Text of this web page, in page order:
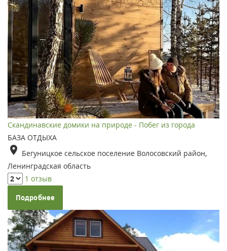
Скандинавские домики на природе - Побег из города
БАЗА ОТДЫХА
Бегуницкое сельское поселение Волосовский район,
Ленинградская область
1 отзыв
Подробнее